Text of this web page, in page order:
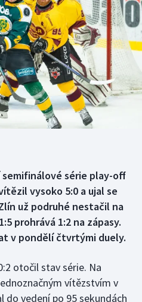
série play-off
vysoko 5:0 a ujal se
už podruhé nestačil na
prohrává 1:2 na zápasy.
v pondělí čtvrtými duely.
otočil stav série. Na
vítězstvím v
do vedení po 95 sekundách